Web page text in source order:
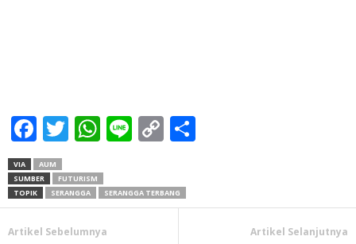
Facebook
TwitterWhatsApp
LineCopy
VIA
AUM
SUMBER
FUTURISM
TOPIK
SERANGGA SERANGGA TERBANG
Artikel Sebelumnya Artikel Selanjutnya